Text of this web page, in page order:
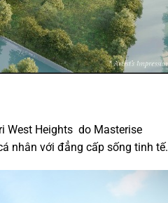
West Heights do Masterise
nhân với đẳng cấp sống tinh tế.